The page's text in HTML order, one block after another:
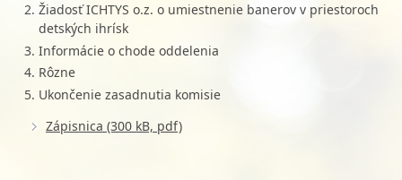
Žiadosť ICHTYS o.z. o umiestnenie banerov v priestoroch
detských ihrísk
Informácie o chode oddelenia
Rôzne
Ukončenie zasadnutia komisie
Zápisnica (300 kB, pdf)